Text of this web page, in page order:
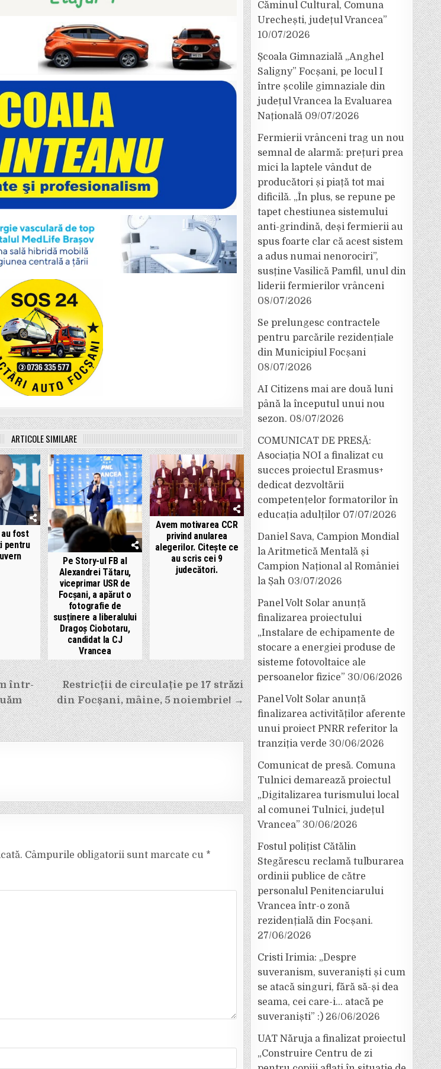
ARTICOLE SIMILARE
fost
pentru
Pe Story-ul FB al
Alexandrei Tătaru,
viceprimar USR de
Focșani, a apărut o
fotografie de
susținere a liberalului
Dragoș Ciobotaru,
candidat la CJ
Vrancea
Avem motivarea CCR
privind anularea
alegerilor. Citește ce
au scris cei 9
judecători.
Restricții de circulație pe 17 străzi
din Focșani, mâine, 5 noiembrie! →
într-
Câmpurile obligatorii sunt marcate cu *
Căminul Cultural, Comuna
Urechești, județul Vrancea”
10/07/2026
Școala Gimnazială „Anghel
Saligny” Focșani, pe locul I
între școlile gimnaziale din
județul Vrancea la Evaluarea
Națională 09/07/2026
Fermierii vrânceni trag un nou
semnal de alarmă: prețuri prea
mici la laptele vândut de
producători și piață tot mai
dificilă. „În plus, se repune pe
tapet chestiunea sistemului
anti-grindină, deși fermierii au
spus foarte clar că acest sistem
a adus numai nenorociri”,
susține Vasilică Pamfil, unul din
liderii fermierilor vrânceni
08/07/2026
Se prelungesc contractele
pentru parcările rezidențiale
din Municipiul Focșani
08/07/2026
AI Citizens mai are două luni
până la începutul unui nou
sezon. 08/07/2026
COMUNICAT DE PRESĂ:
Asociația NOI a finalizat cu
succes proiectul Erasmus+
dedicat dezvoltării
competențelor formatorilor în
educația adulților 07/07/2026
Daniel Sava, Campion Mondial
la Aritmetică Mentală și
Campion Național al României
la Șah 03/07/2026
Panel Volt Solar anunță
finalizarea proiectului
„Instalare de echipamente de
stocare a energiei produse de
sisteme fotovoltaice ale
persoanelor fizice” 30/06/2026
Panel Volt Solar anunță
finalizarea activităților aferente
unui proiect PNRR referitor la
tranziția verde 30/06/2026
Comunicat de presă. Comuna
Tulnici demarează proiectul
„Digitalizarea turismului local
al comunei Tulnici, județul
Vrancea” 30/06/2026
Fostul polițist Cătălin
Stegărescu reclamă tulburarea
ordinii publice de către
personalul Penitenciarului
Vrancea într-o zonă
rezidențială din Focșani.
27/06/2026
Cristi Irimia: „Despre
suveranism, suveraniști și cum
se atacă singuri, fără să-și dea
seama, cei care-i… atacă pe
suveraniști” :) 26/06/2026
UAT Năruja a finalizat proiectul
„Construire Centru de zi